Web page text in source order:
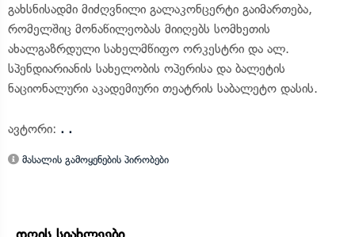
გახსნისადმი მიძღვნილი გალაკონცერტი გაიმართება,
რომელშიც მონაწილეობას მიიღებს სომხეთის
ახალგაზრდული სახელმწიფო ორკესტრი და ალ.
სპენდიარიანის სახელობის ოპერისა და ბალეტის
ნაციონალური აკადემიური თეატრის საბალეტო დასის.
ავტორი: . .
მასალის გამოყენების პირობები